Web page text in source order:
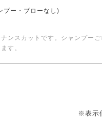
プー・ブローなし)
ンスカットです。シャンプー
す。
※表示